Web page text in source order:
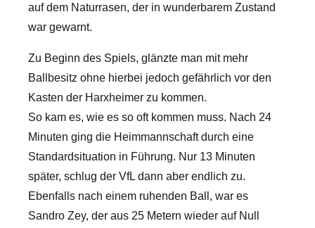
auf dem Naturrasen, der in wunderbarem Zustand
war gewarnt.
Zu Beginn des Spiels, glänzte man mit mehr
Ballbesitz ohne hierbei jedoch gefährlich vor den
Kasten der Harxheimer zu kommen.
So kam es, wie es so oft kommen muss. Nach 24
Minuten ging die Heimmannschaft durch eine
Standardsituation in Führung. Nur 13 Minuten
später, schlug der VfL dann aber endlich zu.
Ebenfalls nach einem ruhenden Ball, war es
Sandro Zey, der aus 25 Metern wieder auf Null